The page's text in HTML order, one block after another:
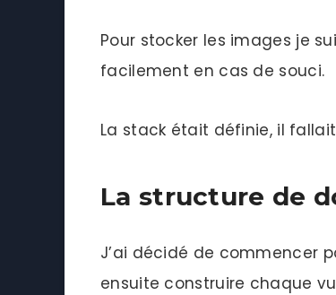
Pour stocker les images je
facilement en cas de souci.
La stack était définie, il
La structure de
J’ai décidé de commencer
ensuite construire chaque